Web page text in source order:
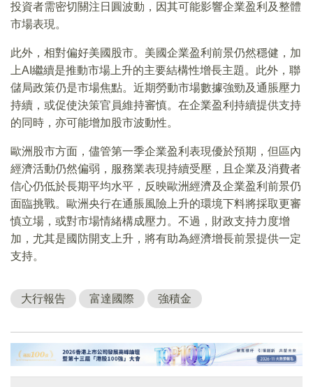
投資者需密切關注日圓波動，因其可能影響企業盈利及整體
市場表現。
此外，相對偏好美國股市。美國企業盈利前景仍然穩健，加
上AI繼續是推動市場上升的主要結構性增長主題。此外，聯
儲局政策仍是市場焦點。近期勞動市場數據強勁及通脹壓力
持續，或促使決策官員維持審慎。在企業盈利持續提供支持
的同時，亦可能增加股市波動性。
歐洲股市方面，儘管第一季企業盈利表現優於預期，但區內
經濟活動仍然偏弱，服務業表現持續受壓，且企業及消費者
信心仍低於長期平均水平，反映歐洲經濟及企業盈利前景仍
面臨挑戰。歐洲央行在通脹風險上升的環境下料將採取更審
慎立場，或對市場情緒構成壓力。不過，財政支持力度增
加，尤其是國防開支上升，將有助為經濟增長前景提供一定
支持。
大行報告 富達國際 強積金